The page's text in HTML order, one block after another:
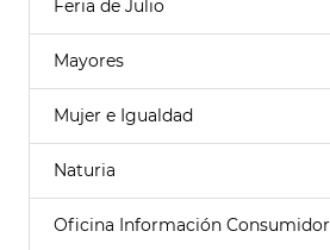
Feria de Julio
Mayores
Mujer e Igualdad
Naturia
Oficina Información Consumidor